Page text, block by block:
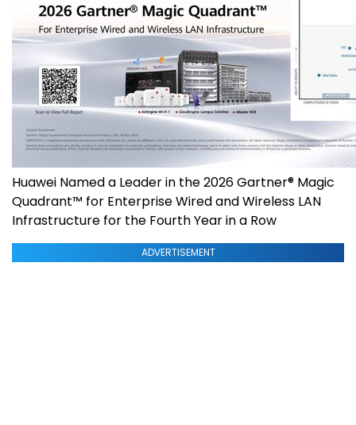
Huawei Named a Leader in the 2026 Gartner® Magic
Quadrant™ for Enterprise Wired and Wireless LAN
Infrastructure for the Fourth Year in a Row
ADVERTISEMENT